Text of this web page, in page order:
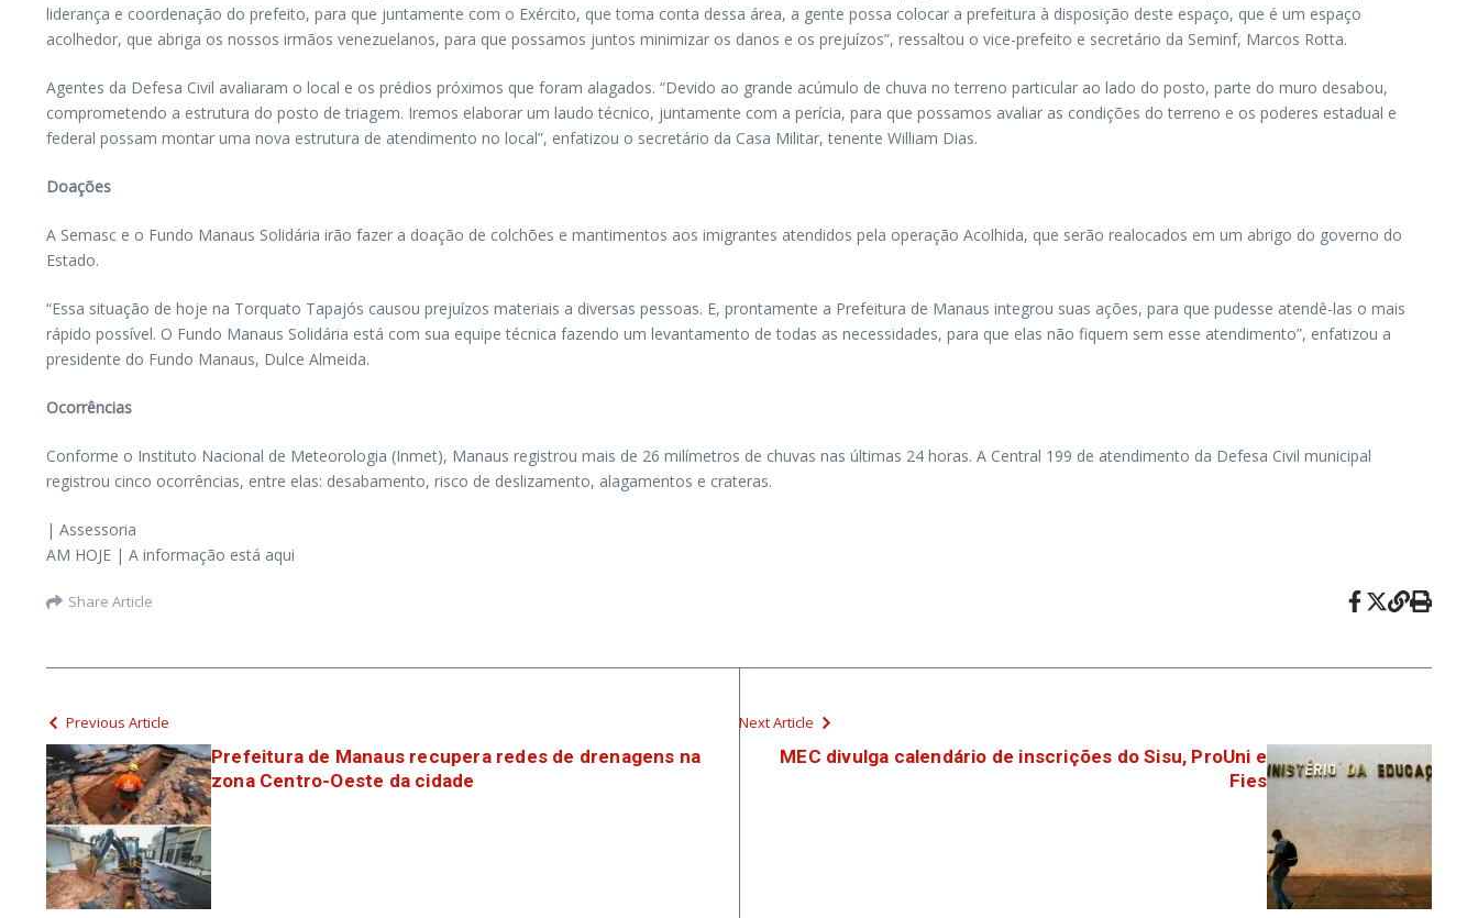
liderança e coordenação do prefeito, para que juntamente com o Exército, que toma conta dessa área, a gente possa colocar a prefeitura à disposição deste espaço, que é um espaço
acolhedor, que abriga os nossos irmãos venezuelanos, para que possamos juntos minimizar os danos e os prejuízos”, ressaltou o vice-prefeito e secretário da Seminf, Marcos Rotta.
Agentes da Defesa Civil avaliaram o local e os prédios próximos que foram alagados. “Devido ao grande acúmulo de chuva no terreno particular ao lado do posto, parte do muro desabou,
comprometendo a estrutura do posto de triagem. Iremos elaborar um laudo técnico, juntamente com a perícia, para que possamos avaliar as condições do terreno e os poderes estadual e
federal possam montar uma nova estrutura de atendimento no local”, enfatizou o secretário da Casa Militar, tenente William Dias.
Doações
A Semasc e o Fundo Manaus Solidária irão fazer a doação de colchões e mantimentos aos imigrantes atendidos pela operação Acolhida, que serão realocados em um abrigo do governo do
Estado.
“Essa situação de hoje na Torquato Tapajós causou prejuízos materiais a diversas pessoas. E, prontamente a Prefeitura de Manaus integrou suas ações, para que pudesse atendê-las o mais
rápido possível. O Fundo Manaus Solidária está com sua equipe técnica fazendo um levantamento de todas as necessidades, para que elas não fiquem sem esse atendimento”, enfatizou a
presidente do Fundo Manaus, Dulce Almeida.
Ocorrências
Conforme o Instituto Nacional de Meteorologia (Inmet), Manaus registrou mais de 26 milímetros de chuvas nas últimas 24 horas. A Central 199 de atendimento da Defesa Civil municipal
registrou cinco ocorrências, entre elas: desabamento, risco de deslizamento, alagamentos e crateras.
| Assessoria
AM HOJE | A informação está aqui
Share Article
Previous Article
Prefeitura de Manaus recupera redes de drenagens na
zona Centro-Oeste da cidade
Next Article
MEC divulga calendário de inscrições do Sisu, ProUni e
Fies